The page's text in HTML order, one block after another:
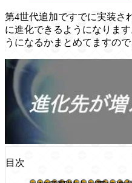
第4世代追加ですでに実装さ
に進化できるようになりま
うになるかまとめてますので
目次